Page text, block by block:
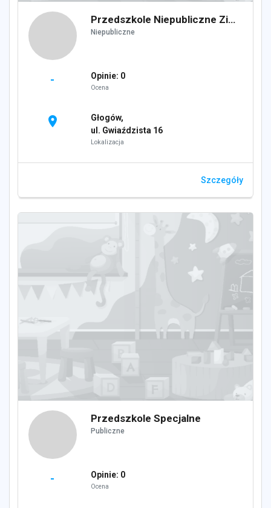
Przedszkole Niepubliczne Zielone Przedszkole
Niepubliczne
- Opinie: 0
Ocena
location_on
Głogów,
ul. Gwiaździsta 16
Lokalizacja
Szczegóły
Przedszkole Specjalne
Publiczne
- Opinie: 0
Ocena